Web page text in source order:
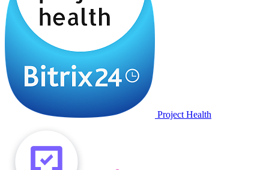
Project Health